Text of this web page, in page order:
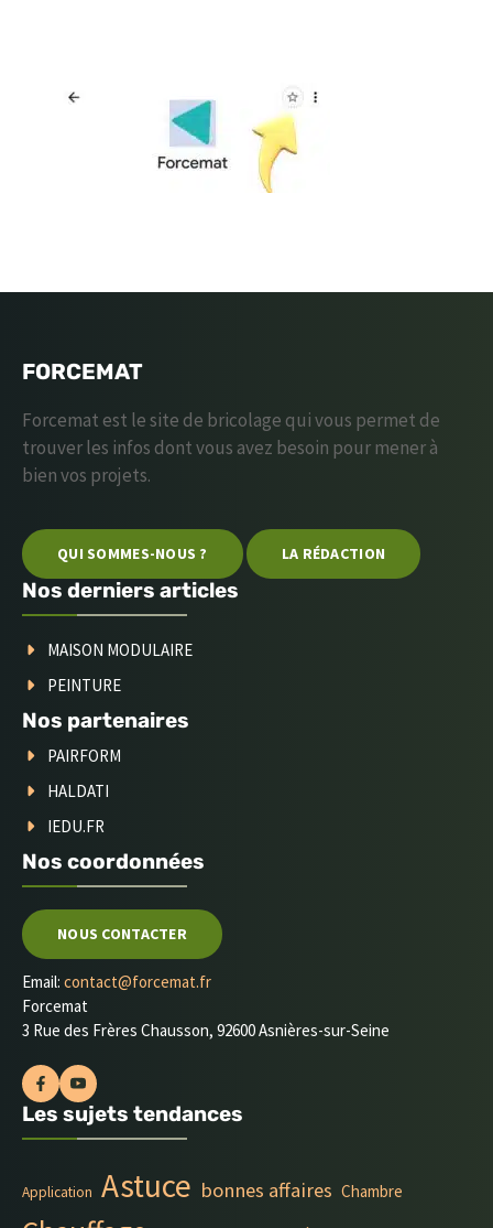
FORCEMAT
Forcemat est le site de bricolage qui vous permet de
trouver les infos dont vous avez besoin pour mener à
bien vos projets.
QUI SOMMES-NOUS ? LA RÉDACTION
Nos derniers articles
MAISON MODULAIRE
PEINTURE
Nos partenaires
PAIRFORM
HALDATI
IEDU.FR
Nos coordonnées
NOUS CONTACTER
Email: contact@forcemat.fr
Forcemat
3 Rue des Frères Chausson, 92600 Asnières-sur-Seine
Les sujets tendances
Application Astuce bonnes affaires Chambre